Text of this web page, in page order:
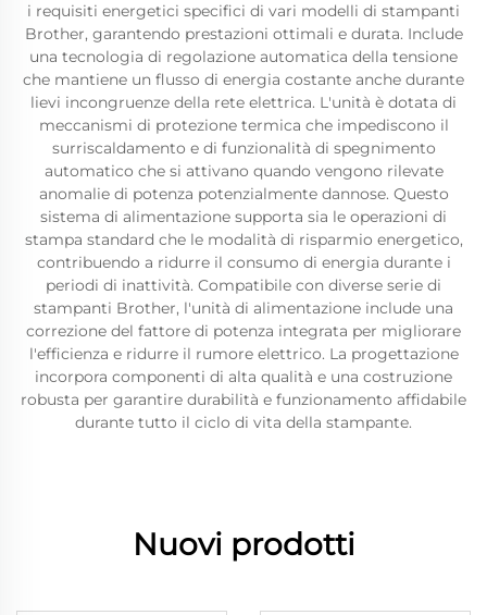
i requisiti energetici specifici di vari modelli di stampanti
Brother, garantendo prestazioni ottimali e durata. Include
una tecnologia di regolazione automatica della tensione
che mantiene un flusso di energia costante anche durante
lievi incongruenze della rete elettrica. L'unità è dotata di
meccanismi di protezione termica che impediscono il
surriscaldamento e di funzionalità di spegnimento
automatico che si attivano quando vengono rilevate
anomalie di potenza potenzialmente dannose. Questo
sistema di alimentazione supporta sia le operazioni di
stampa standard che le modalità di risparmio energetico,
contribuendo a ridurre il consumo di energia durante i
periodi di inattività. Compatibile con diverse serie di
stampanti Brother, l'unità di alimentazione include una
correzione del fattore di potenza integrata per migliorare
l'efficienza e ridurre il rumore elettrico. La progettazione
incorpora componenti di alta qualità e una costruzione
robusta per garantire durabilità e funzionamento affidabile
durante tutto il ciclo di vita della stampante.
Nuovi prodotti